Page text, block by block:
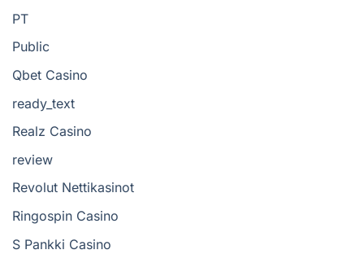
PT
Public
Qbet Casino
ready_text
Realz Casino
review
Revolut Nettikasinot
Ringospin Casino
S Pankki Casino